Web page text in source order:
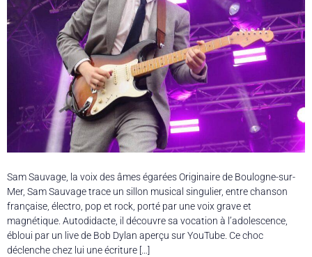
Sam Sauvage, la voix des âmes égarées Originaire de Boulogne-sur-
Mer, Sam Sauvage trace un sillon musical singulier, entre chanson
française, électro, pop et rock, porté par une voix grave et
magnétique. Autodidacte, il découvre sa vocation à l’adolescence,
ébloui par un live de Bob Dylan aperçu sur YouTube. Ce choc
déclenche chez lui une écriture […]